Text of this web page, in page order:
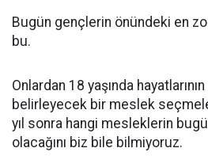
Bugün gençlerin önündeki en
bu.
Onlardan 18 yaşında hayatlarının
belirleyecek bir meslek
yıl sonra hangi mesleklerin
olacağını biz bile bilmiyoruz.